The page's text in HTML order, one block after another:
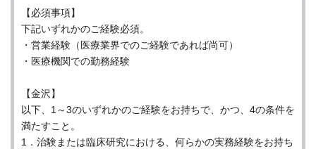
【必須事項】
下記いずれかのご経験必須。
・営業経験（医療業界でのご経験であれば尚可）
・医療機関での勤務経験
【金沢】
以下、1～3のいずれかのご経験をお持ちで、かつ、4の条件を
満たすこと。
1．治験または臨床研究における、何らかの実務経験をお持ち